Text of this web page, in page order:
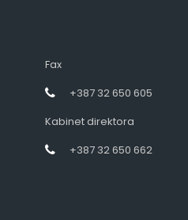
Fax
+387 32 650 605
Kabinet direktora
+387 32 650 662